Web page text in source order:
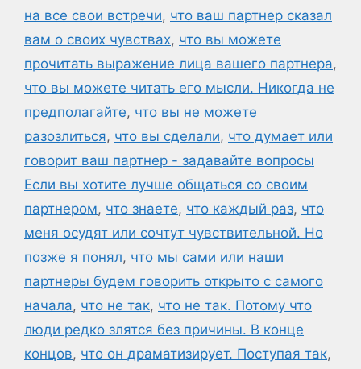
на все свои встречи, что ваш партнер сказал
вам о своих чувствах, что вы можете
прочитать выражение лица вашего партнера,
что вы можете читать его мысли. Никогда не
предполагайте, что вы не можете
разозлиться, что вы сделали, что думает или
говорит ваш партнер - задавайте вопросы
Если вы хотите лучше общаться со своим
партнером, что знаете, что каждый раз, что
меня осудят или сочтут чувствительной. Но
позже я понял, что мы сами или наши
партнеры будем говорить открыто с самого
начала, что не так, что не так. Потому что
люди редко злятся без причины. В конце
концов, что он драматизирует. Поступая так,